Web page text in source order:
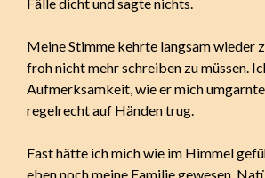
Meine Stimme kehrte langsam wieder
froh nicht mehr schreiben zu müssen.
Aufmerksamkeit, wie er mich
regelrecht auf Händen trug.
Fast hätte ich mich wie im Himmel
eben noch meine Familie gewesen.